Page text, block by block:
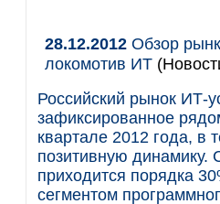
28.12.2012 Обзор
локомотив ИТ
Российский рынок ИТ-
зафиксированное
квартале 2012 года, в
позитивную динамику.
приходится порядка
сегментом